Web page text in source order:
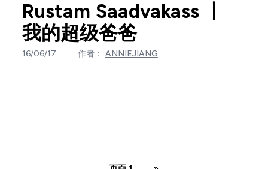
Rustam Saadvakass 丨
我的超级爸爸
16/06/17 作者： ANNIEJIANG